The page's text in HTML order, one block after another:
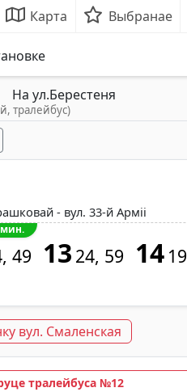
Карта Выбранае
На ул.Берестеня
тралейбус)
- вул. 33-й Арміі
мин.
49 13 24 59 14 19
вул. Смаленская
тралейбуса №12